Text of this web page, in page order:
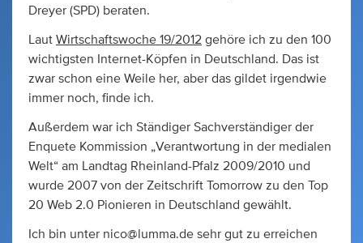
Dreyer (SPD) beraten.
Laut Wirtschaftswoche 19/2012 gehöre ich zu den 100
wichtigsten Internet-Köpfen in Deutschland. Das ist
zwar schon eine Weile her, aber das gildet irgendwie
immer noch, finde ich.
Außerdem war ich Ständiger Sachverständiger der
Enquete Kommission „Verantwortung in der medialen
Welt“ am Landtag Rheinland-Pfalz 2009/2010 und
wurde 2007 von der Zeitschrift Tomorrow zu den Top
20 Web 2.0 Pionieren in Deutschland gewählt.
Ich bin unter nico@lumma.de sehr gut zu erreichen